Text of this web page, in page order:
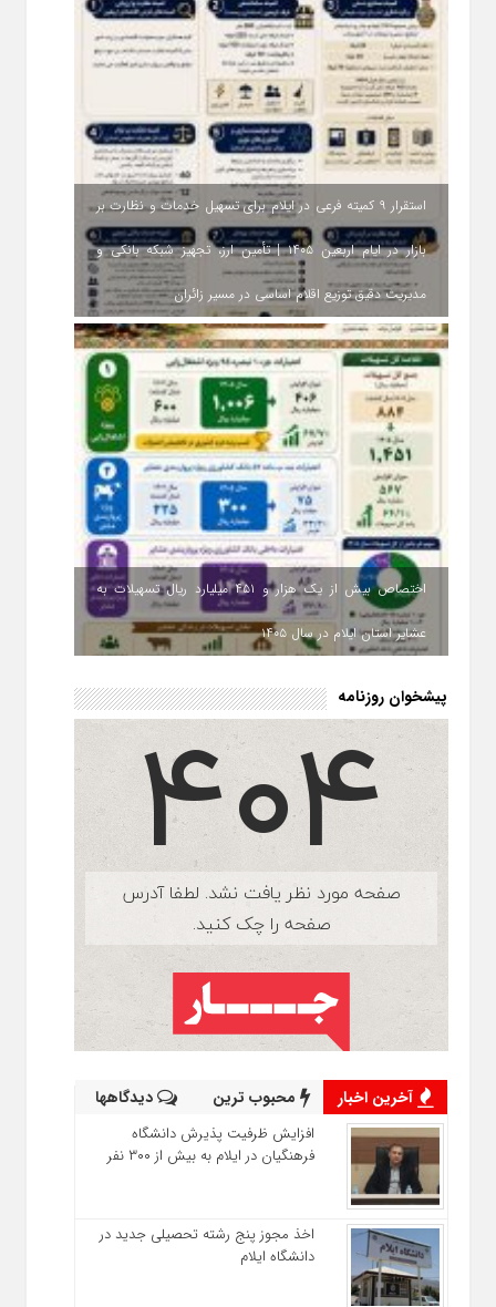
استقرار ۹ کمیته فرعی در ایلام برای تسهیل خدمات و نظارت بر
بازار در ایام اربعین ۱۴۰۵ | تأمین ارز، تجهیز شبکه بانکی و
مدیریت دقیق توزیع اقلام اساسی در مسیر زائران
اختصاص بیش از یک هزار و ۴۵۱ میلیارد ریال تسهیلات به
عشایر استان ایلام در سال ۱۴۰۵
پیشخوان روزنامه
آخرین اخبار محبوب ترین دیدگاهها
افزایش ظرفیت پذیرش دانشگاه
فرهنگیان در ایلام به بیش از ۳۰۰ نفر
اخذ مجوز پنج رشته تحصیلی جدید در
دانشگاه ايلام